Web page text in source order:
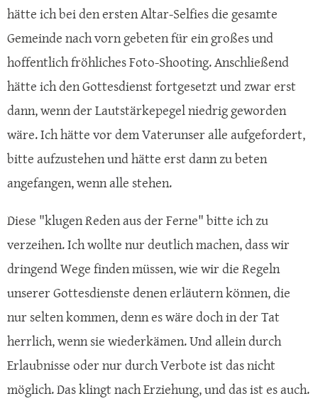
hätte ich bei den ersten Altar-Selfies die gesamte
Gemeinde nach vorn gebeten für ein großes und
hoffentlich fröhliches Foto-Shooting. Anschließend
hätte ich den Gottesdienst fortgesetzt und zwar erst
dann, wenn der Lautstärkepegel niedrig geworden
wäre. Ich hätte vor dem Vaterunser alle aufgefordert,
bitte aufzustehen und hätte erst dann zu beten
angefangen, wenn alle stehen.
Diese "klugen Reden aus der Ferne" bitte ich zu
verzeihen. Ich wollte nur deutlich machen, dass wir
dringend Wege finden müssen, wie wir die Regeln
unserer Gottesdienste denen erläutern können, die
nur selten kommen, denn es wäre doch in der Tat
herrlich, wenn sie wiederkämen. Und allein durch
Erlaubnisse oder nur durch Verbote ist das nicht
möglich. Das klingt nach Erziehung, und das ist es auch.